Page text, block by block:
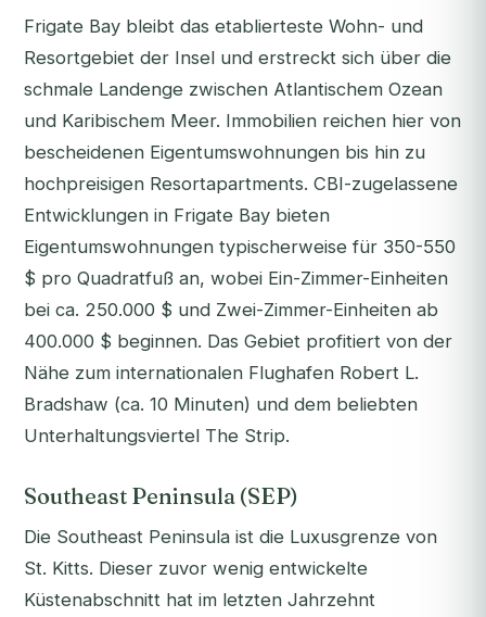
Frigate Bay bleibt das etablierteste Wohn- und
Resortgebiet der Insel und erstreckt sich über die
schmale Landenge zwischen Atlantischem Ozean
und Karibischem Meer. Immobilien reichen hier von
bescheidenen Eigentumswohnungen bis hin zu
hochpreisigen Resortapartments. CBI-zugelassene
Entwicklungen in Frigate Bay bieten
Eigentumswohnungen typischerweise für 350-550
$ pro Quadratfuß an, wobei Ein-Zimmer-Einheiten
bei ca. 250.000 $ und Zwei-Zimmer-Einheiten ab
400.000 $ beginnen. Das Gebiet profitiert von der
Nähe zum internationalen Flughafen Robert L.
Bradshaw (ca. 10 Minuten) und dem beliebten
Unterhaltungsviertel The Strip.
Southeast Peninsula (SEP)
Die Southeast Peninsula ist die Luxusgrenze von
St. Kitts. Dieser zuvor wenig entwickelte
Küstenabschnitt hat im letzten Jahrzehnt